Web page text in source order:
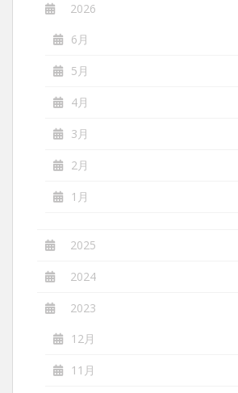
2026
6月
5月
4月
3月
2月
1月
2025
2024
2023
12月
11月